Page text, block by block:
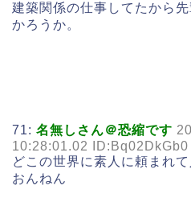
建築関係の仕事してたから
かろうか。
71: 名無しさん＠恐縮です
10:28:01.02 ID:Bq02DkGb0
どこの世界に素人に頼まれ
おんねん